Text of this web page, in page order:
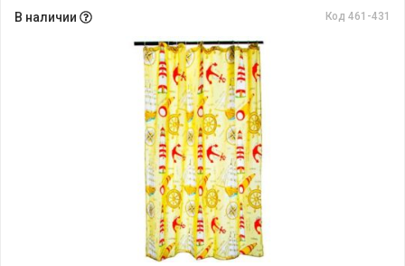
В наличии Код 461-431